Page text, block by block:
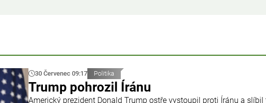
30 Červenec 09:17 Politika
Trump pohrozil Íránu
Americký prezident Donald Trump ostře vystoupil proti Íránu a slíbil